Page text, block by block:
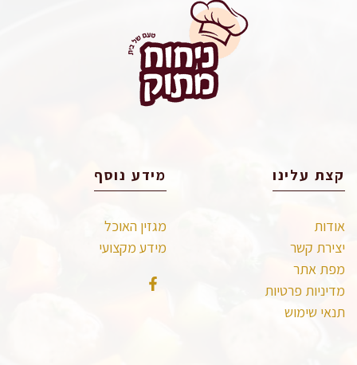
קצת עלינו
אודות
יצירת קשר
מפת אתר
מדיניות פרטיות
תנאי שימוש
מידע נוסף
מגזין האוכל
מידע מקצועי